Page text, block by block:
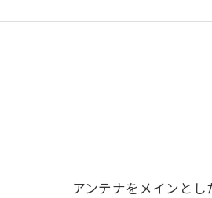
アンテナをメインと